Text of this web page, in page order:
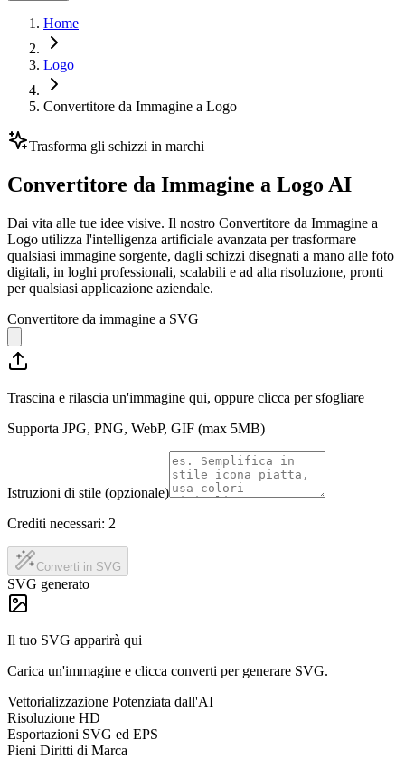
Home
Logo
Convertitore da Immagine a Logo
Trasforma gli schizzi in marchi
Convertitore da Immagine a Logo AI
Dai vita alle tue idee visive. Il nostro Convertitore da Immagine a
Logo utilizza l'intelligenza artificiale avanzata per trasformare
qualsiasi immagine sorgente, dagli schizzi disegnati a mano alle foto
digitali, in loghi professionali, scalabili e ad alta risoluzione, pronti
per qualsiasi applicazione aziendale.
Convertitore da immagine a SVG
Trascina e rilascia un'immagine qui, oppure clicca per sfogliare
Supporta JPG, PNG, WebP, GIF (max 5MB)
Istruzioni di stile (opzionale)
Crediti necessari: 2
Converti in SVG
SVG generato
Il tuo SVG apparirà qui
Carica un'immagine e clicca converti per generare SVG.
Vettorializzazione Potenziata dall'AI
Risoluzione HD
Esportazioni SVG ed EPS
Pieni Diritti di Marca